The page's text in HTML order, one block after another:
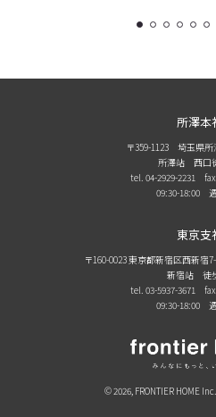
1 2 3 4 5 6
所澤本
〒359-1123 埼玉県所
所澤站 西口
tel. 04-2929-2231
09:30-18:00
東京支
〒160-0023 東京都新宿区西新宿
新宿站 徒
tel. 03-5937-3671
09:30-18:00
© 2026, FRONTIER HOME